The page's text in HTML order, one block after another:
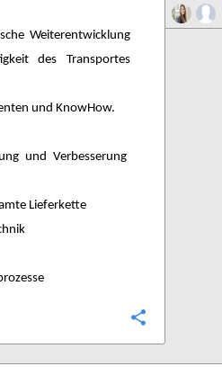
Weiterentwicklung
des Transportes
und KnowHow.
und Verbesserung
Lieferkette